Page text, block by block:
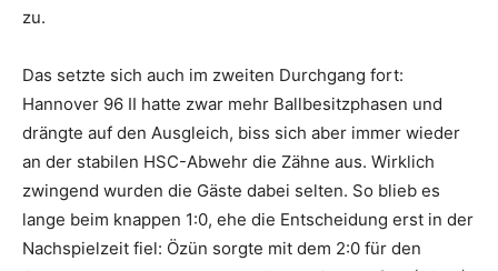
zu.
Das setzte sich auch im zweiten Durchgang fort:
Hannover 96 II hatte zwar mehr Ballbesitzphasen und
drängte auf den Ausgleich, biss sich aber immer wieder
an der stabilen HSC-Abwehr die Zähne aus. Wirklich
zwingend wurden die Gäste dabei selten. So blieb es
lange beim knappen 1:0, ehe die Entscheidung erst in der
Nachspielzeit fiel: Özün sorgte mit dem 2:0 für den